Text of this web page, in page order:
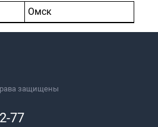
Омск
защищены
77